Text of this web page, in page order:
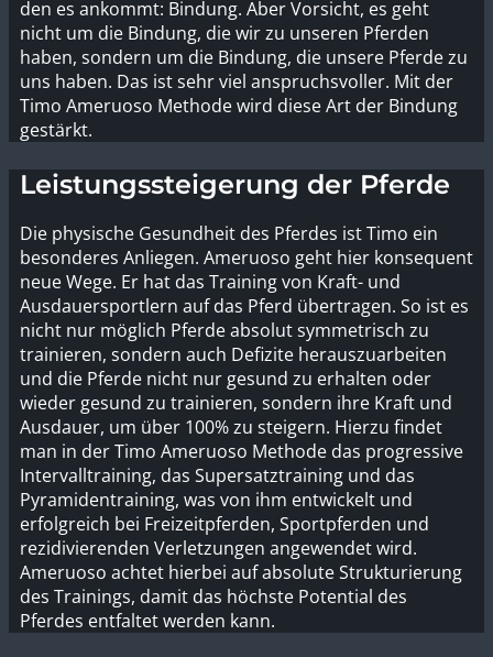
den es ankommt: Bindung. Aber Vorsicht, es geht
nicht um die Bindung, die wir zu unseren Pferden
haben, sondern um die Bindung, die unsere Pferde zu
uns haben. Das ist sehr viel anspruchsvoller. Mit der
Timo Ameruoso Methode wird diese Art der Bindung
gestärkt.
Leistungssteigerung der Pferde
Die physische Gesundheit des Pferdes ist Timo ein
besonderes Anliegen. Ameruoso geht hier konsequent
neue Wege. Er hat das Training von Kraft- und
Ausdauersportlern auf das Pferd übertragen. So ist es
nicht nur möglich Pferde absolut symmetrisch zu
trainieren, sondern auch Defizite herauszuarbeiten
und die Pferde nicht nur gesund zu erhalten oder
wieder gesund zu trainieren, sondern ihre Kraft und
Ausdauer, um über 100% zu steigern. Hierzu findet
man in der Timo Ameruoso Methode das progressive
Intervalltraining, das Supersatztraining und das
Pyramidentraining, was von ihm entwickelt und
erfolgreich bei Freizeitpferden, Sportpferden und
rezidivierenden Verletzungen angewendet wird.
Ameruoso achtet hierbei auf absolute Strukturierung
des Trainings, damit das höchste Potential des
Pferdes entfaltet werden kann.